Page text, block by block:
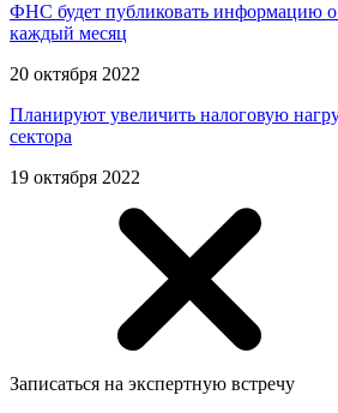
ФНС будет публиковать информацию о
каждый месяц
20 октября 2022
Планируют увеличить налоговую
сектора
19 октября 2022
Записаться на экспертную встречу